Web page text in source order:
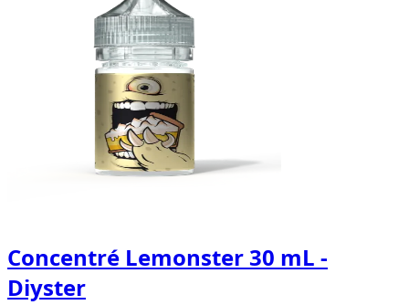
Concentré Lemonster 30 mL -
Diyster